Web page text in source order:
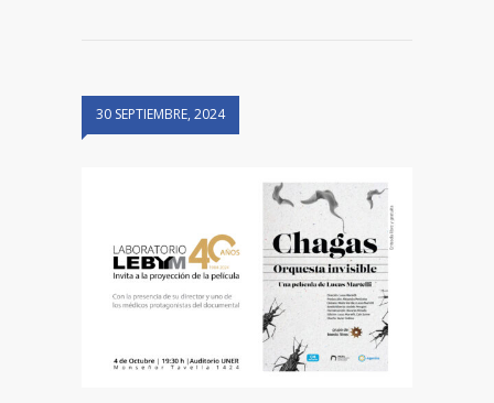
30 SEPTIEMBRE, 2024